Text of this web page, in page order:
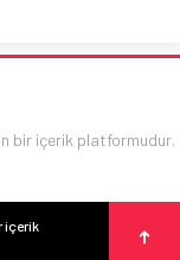
bir içerik platformudur.
içerik